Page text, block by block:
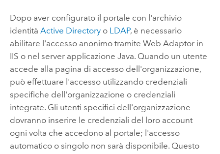
Dopo aver configurato il portale con l'archivio
identità Active Directoryo LDAP, è necessario
abilitare l'accesso anonimo tramite Web Adaptor in
IIS o nel server applicazione Java.Quando un utente
accede alla pagina di accesso dell'organizzazione,
può effettuare l'accesso utilizzando credenziali
specifiche dell'organizzazione o credenziali
integrate. Gli utenti specifici dell'organizzazione
dovranno inserire le credenziali del loro account
ogni volta che accedono al portale; l'accesso
automatico o singolo non sarà disponibile. Questo